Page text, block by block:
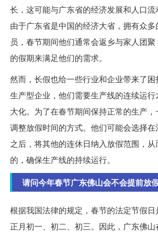
长，这可能与广东省的经济发展和人口流
由于广东省是中国的经济大省，拥有众多
员，春节期间他们通常会返乡与家人团
的假期来满足他们的需求。
然而，长假也给一些行业和企业带来了
生产型企业，他们需要生产线的连续运
大化。为了在春节期间保持正常的生产
调整放假时间的方式。他们可能会选择
之后，将其他的连休日纳入放假范围，从
的，确保生产线的持续运行。
请问今年春节广东佛山会不会提前放
根据我国法律的规定，春节的法定节假
正月初一、初二、初三。因此，广东佛